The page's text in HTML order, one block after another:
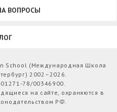
ВОПРОСЫ
School (Международная Школа
2002–2026.
78/00346900.
на сайте, охраняются в
РФ.